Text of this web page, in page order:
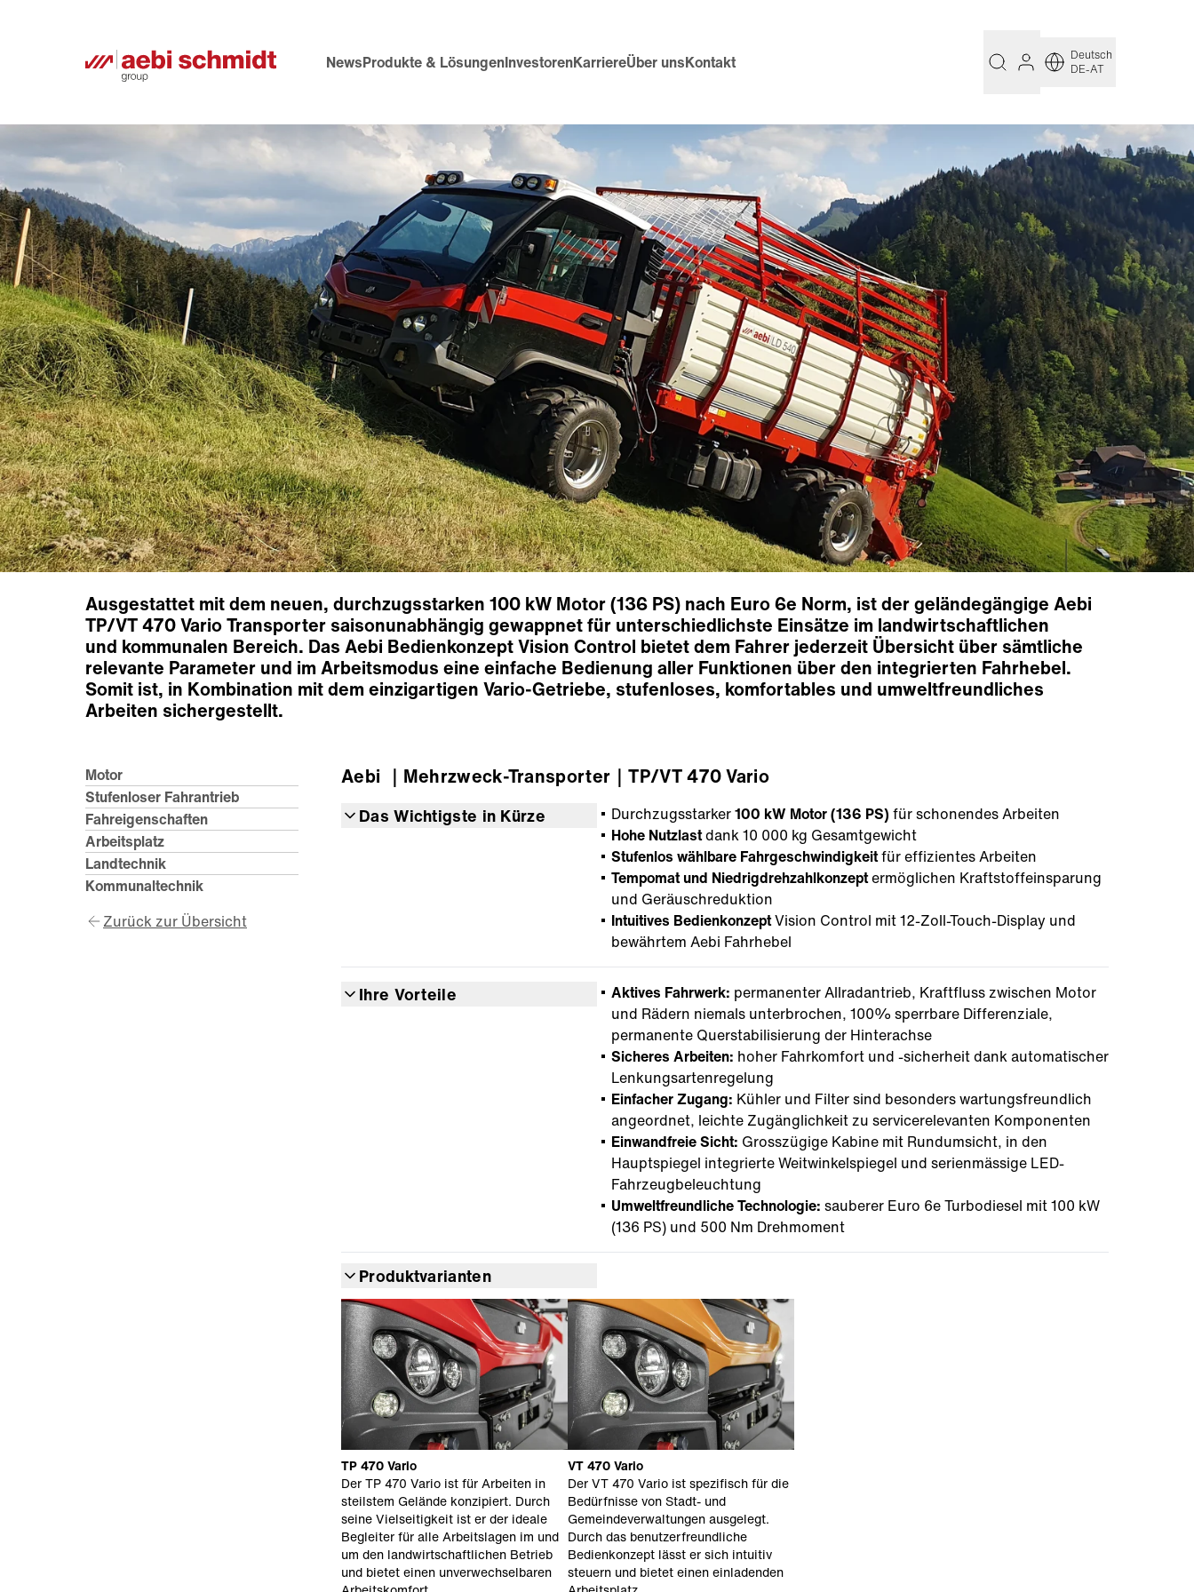
NewsProdukte & LösungenInvestorenKarriereÜber unsKontakt
Deutsch
DE-AT
Ausgestattet mit dem neuen, durchzugsstarken 100 kW Motor (136 PS) nach Euro 6e Norm, ist der geländegängige Aebi
TP/VT 470 Vario Transporter saisonunabhängig gewappnet für unterschiedlichste Einsätze im landwirtschaftlichen
und kommunalen Bereich. Das Aebi Bedienkonzept Vision Control bietet dem Fahrer jederzeit Übersicht über sämtliche
relevante Parameter und im Arbeitsmodus eine einfache Bedienung aller Funktionen über den integrierten Fahrhebel.
Somit ist, in Kombination mit dem einzigartigen Vario-Getriebe, stufenloses, komfortables und umweltfreundliches
Arbeiten sichergestellt.
Motor
Stufenloser Fahrantrieb
Fahreigenschaften
Arbeitsplatz
Landtechnik
Kommunaltechnik
Zurück zur Übersicht
Aebi ｜Mehrzweck-Transporter ｜TP/VT 470 Vario
Das Wichtigste in Kürze Durchzugsstarker100 kW Motor (136 PS) für schonendes Arbeiten
Hohe Nutzlastdank 10 000 kg Gesamtgewicht
Stufenlos wählbare Fahrgeschwindigkeitfür effizientes Arbeiten
Tempomat und Niedrigdrehzahlkonzeptermöglichen Kraftstoffeinsparung
und Geräuschreduktion
Intuitives BedienkonzeptVision Control mit 12-Zoll-Touch-Display und
bewährtem Aebi Fahrhebel
Ihre Vorteile Aktives Fahrwerk: permanenter Allradantrieb, Kraftfluss zwischen Motor
und Rädern niemals unterbrochen, 100% sperrbare Differenziale,
permanente Querstabilisierung der Hinterachse
Sicheres Arbeiten: hoher Fahrkomfort und -sicherheit dank automatischer
Lenkungsartenregelung
Einfacher Zugang: Kühler und Filter sind besonders wartungsfreundlich
angeordnet, leichte Zugänglichkeit zu servicerelevanten Komponenten
Einwandfreie Sicht: Grosszügige Kabine mit Rundumsicht, in den
Hauptspiegel integrierte Weitwinkelspiegel und serienmässige LED-
Fahrzeugbeleuchtung
Umweltfreundliche Technologie: sauberer Euro 6e Turbodiesel mit 100 kW
(136 PS) und 500 Nm Drehmoment
Produktvarianten
TP 470 Vario
Der TP 470 Vario ist für Arbeiten in
steilstem Gelände konzipiert. Durch
seine Vielseitigkeit ist er der ideale
Begleiter für alle Arbeitslagen im und
um den landwirtschaftlichen Betrieb
und bietet einen unverwechselbaren
VT 470 Vario
Der VT 470 Vario ist spezifisch für die
Bedürfnisse von Stadt- und
Gemeindeverwaltungen ausgelegt.
Durch das benutzerfreundliche
Bedienkonzept lässt er sich intuitiv
steuern und bietet einen einladenden